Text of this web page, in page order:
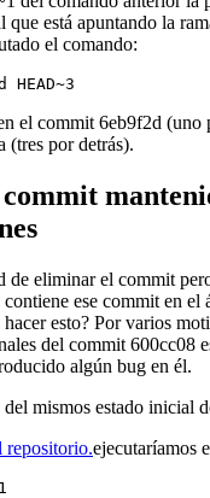
está apuntando la
el comando:
el commit 6eb9f2d (uno
(tres por detrás).
de eliminar el commit
ese commit en el
esto? Por varios
del commit 600cc08
algún bug en él.
mismos estado inicial
ejecutaríamos